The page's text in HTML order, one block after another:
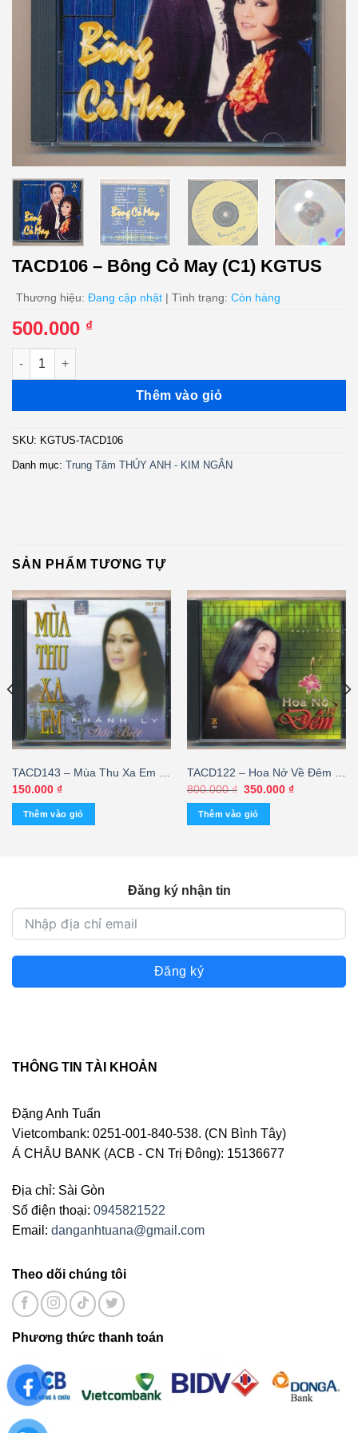
TACD106 – Bông Cỏ May (C1) KGTUS
Thương hiệu: Đang cập nhật | Tình trạng: Còn hàng
500.000 ₫
TACD106 - Bông Cỏ May (C1) KGTUS số lượng
Thêm vào giỏ
SKU: KGTUS-TACD106
Danh mục: Trung Tâm THÚY ANH - KIM NGÂN
SẢN PHẨM TƯƠNG TỰ
TACD143 – Mùa Thu Xa Em –
Khánh Ly
150.000 ₫
Thêm vào giỏ
TACD122 – Hoa Nở Về Đêm –
Phương Dung (Phôi Số, Trầy)
KGTUS – cái
800.000₫ Giá
là:
800.000 ₫.
350.000 ₫Giá
Thêm vào giỏ
Đăng ký nhận tin
Đăng ký
THÔNG TIN TÀI KHOẢN
Đặng Anh Tuấn
Vietcombank: 0251-001-840-538. (CN Bình Tây)
Á CHÂU BANK (ACB - CN Trị Đông): 15136677
Địa chỉ: Sài Gòn
Số điện thoại: 0945821522
Email: danganhtuana@gmail.com
Theo dõi chúng tôi
Phương thức thanh toán